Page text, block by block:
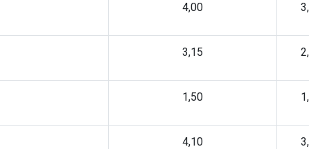
4,00
3,15
1,50
4,10